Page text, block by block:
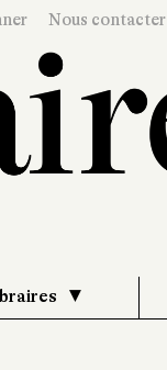
Nous contacter